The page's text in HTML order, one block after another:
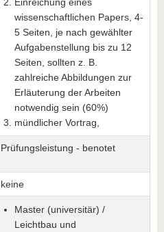
wissenschaftlichen Papers, 4-
5 Seiten, je nach gewählter
Aufgabenstellung bis zu 12
Seiten, sollten z. B.
zahlreiche Abbildungen zur
Erläuterung der Arbeiten
notwendig sein (60%)
mündlicher Vortrag,
Prüfungsleistung - benotet
keine
Master (universitär) /
Leichtbau und